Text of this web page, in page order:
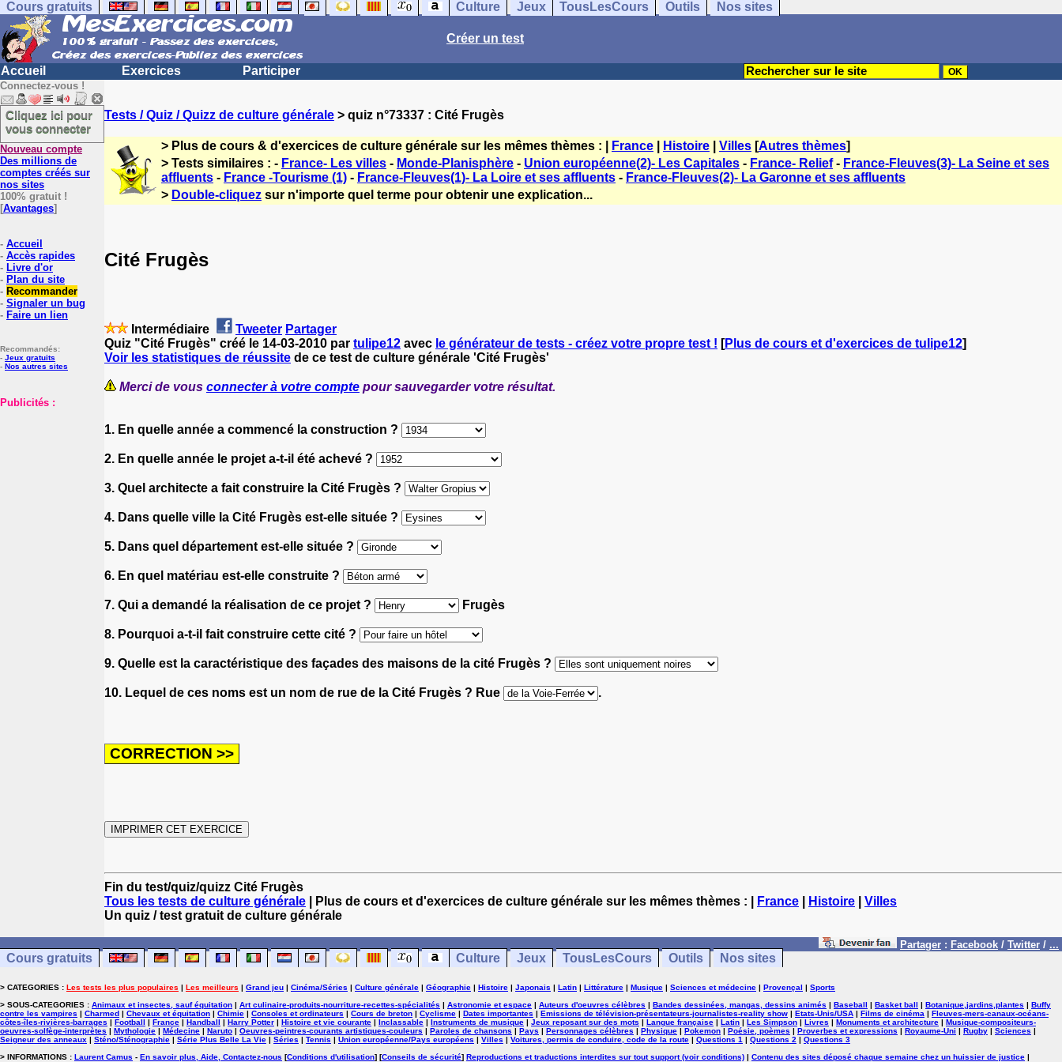
Cours gratuits Culture Jeux TousLesCours Outils Nos sites
Créer un test
Accueil Exercices Participer
Connectez-vous !
Cliquez ici pour
vous connecter
Nouveau compte
Des millions de
comptes créés sur
nos sites
100% gratuit !
[Avantages]
- Accueil
- Accès rapides
- Livre d'or
- Plan du site
- Recommander
- Signaler un bug
- Faire un lien
Recommandés:
- Jeux gratuits
- Nos autres sites
Publicités :
Tests / Quiz / Quizz de culture générale > quiz n°73337 : Cité Frugès
> Plus de cours & d'exercices de culture générale sur les mêmes thèmes : | France Histoire Villes [Autres thèmes]
> Tests similaires : - France- Les villes - Monde-Planisphère - Union européenne(2)- Les Capitales - France- Relief- France-Fleuves(3)- La Seine et ses
affluents - France -Tourisme (1) - France-Fleuves(1)- La Loire et ses affluents - France-Fleuves(2)- La Garonne et ses affluents
> Double-cliquez sur n'importe quel terme pour obtenir une explication...
Cité Frugès
Intermédiaire Tweeter Partager
Quiz "Cité Frugès" créé le 14-03-2010 par tulipe12 avec le générateur de tests - créez votre propre test ! [Plus de cours et d'exercices de tulipe12]
Voir les statistiques de réussite de ce test de culture générale 'Cité Frugès'
Merci de vous connecter à votre compte pour sauvegarder votre résultat.
1. En quelle année a commencé la construction ?
2. En quelle année le projet a-t-il été achevé ?
3. Quel architecte a fait construire la Cité Frugès ?
4. Dans quelle ville la Cité Frugès est-elle située ?
5. Dans quel département est-elle située ?
6. En quel matériau est-elle construite ?
7. Qui a demandé la réalisation de ce projet ? Frugès
8. Pourquoi a-t-il fait construire cette cité ?
9. Quelle est la caractéristique des façades des maisons de la cité Frugès ?
10. Lequel de ces noms est un nom de rue de la Cité Frugès ? Rue .
Fin du test/quiz/quizz Cité Frugès
Tous les tests de culture générale | Plus de cours et d'exercices de culture générale sur les mêmes thèmes : | France Histoire
Villes
Un quiz / test gratuit de culture générale
Partager : Facebook / Twitter / ...
Cours gratuits Culture Jeux TousLesCours Outils Nos sites
> CATEGORIES : Les tests les plus populaires | Les meilleurs | Grand jeu | Cinéma/Séries | Culture générale | Géographie | Histoire | Japonais | Latin | Littérature | Musique | Sciences et médecine | Provençal | Sports
> SOUS-CATEGORIES : Animaux et insectes, sauf équitation | Art culinaire-produits-nourriture-recettes-spécialités | Astronomie et espace | Auteurs d'oeuvres célèbres | Bandes dessinées, mangas, dessins animés | Baseball | Basket ball | Botanique,jardins,plantes | Buffy
contre les vampires | Charmed | Chevaux et équitation | Chimie | Consoles et ordinateurs | Cours de breton | Cyclisme | Dates importantes | Emissions de télévision-présentateurs-journalistes-reality show | Etats-Unis/USA | Films de cinéma | Fleuves-mers-canaux-océans-
côtes-îles-rivières-barrages | Football | France | Handball | Harry Potter | Histoire et vie courante | Inclassable | Instruments de musique | Jeux reposant sur des mots | Langue française | Latin | Les Simpson | Livres | Monuments et architecture | Musique-compositeurs-
oeuvres-solfège-interprètes | Mythologie | Médecine | Naruto | Oeuvres-peintres-courants artistiques-couleurs | Paroles de chansons | Pays | Personnages célèbres | Physique | Pokemon | Poésie, poèmes | Proverbes et expressions | Royaume-Uni | Rugby | Sciences |
Seigneur des anneaux | Sténo/Sténographie | Série Plus Belle La Vie | Séries | Tennis | Union européenne/Pays européens | Villes | Voitures, permis de conduire, code de la route | Questions 1 | Questions 2 | Questions 3
> INFORMATIONS : Laurent Camus - En savoir plus, Aide, Contactez-nous [Conditions d'utilisation] [Conseils de sécurité] Reproductions et traductions interdites sur tout support (voir conditions) | Contenu des sites déposé chaque semaine chez un huissier de justice |